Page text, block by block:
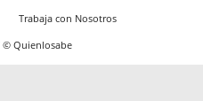
Trabaja con Nosotros
© Quienlosabe